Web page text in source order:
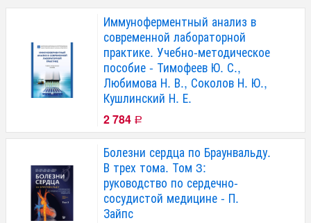
Иммуноферментный анализ в
современной лабораторной
практике. Учебно-методическое
пособие - Тимофеев Ю. С.,
Любимова Н. В., Соколов Н. Ю.,
Кушлинский Н. Е.
2 784 Р
Болезни сердца по Браунвальду.
В трех тома. Том 3:
руководство по сердечно-
сосудистой медицине - П.
Зайпс